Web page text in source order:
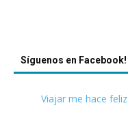
Síguenos en Facebook!
Viajar me hace feliz